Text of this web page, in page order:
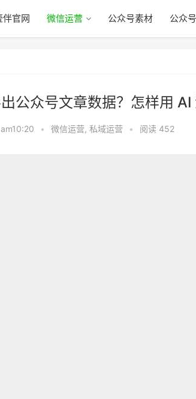
伴官网 微信运营 公众号素材 公众
公众号文章数据？怎样用 AI
• 微信运营, 私域运营 • 阅读 452